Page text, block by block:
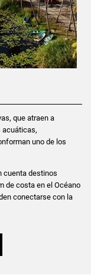
que atraen a
acuáticas,
uno de los
cuenta destinos
de costa en el Océano
conectarse con la